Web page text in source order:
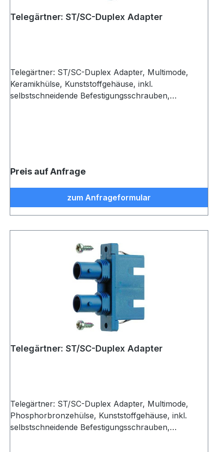
Telegärtner: ST/SC-Duplex Adapter
Telegärtner: ST/SC-Duplex Adapter, Multimode,
Keramikhülse, Kunststoffgehäuse, inkl.
selbstschneidende Befestigungsschrauben,
Preis auf Anfrage
zum Anfrageformular
Telegärtner: ST/SC-Duplex Adapter
Telegärtner: ST/SC-Duplex Adapter, Multimode,
Phosphorbronzehülse, Kunststoffgehäuse, inkl.
selbstschneidende Befestigungsschrauben,